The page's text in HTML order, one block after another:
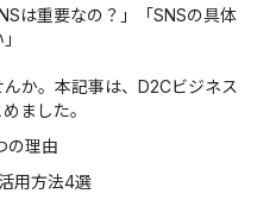
は重要なの？」「SNSの具体
か。本記事は、 D2Cビジネス
ました。
の理由
用方法4選